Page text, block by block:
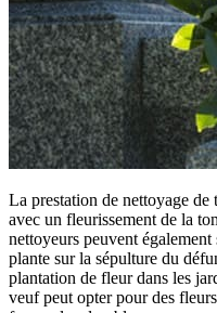
La prestation de nettoyage de
avec un fleurissement de la
nettoyeurs peuvent
plante sur la sépulture du
plantation de fleur dans les
veuf peut opter pour des